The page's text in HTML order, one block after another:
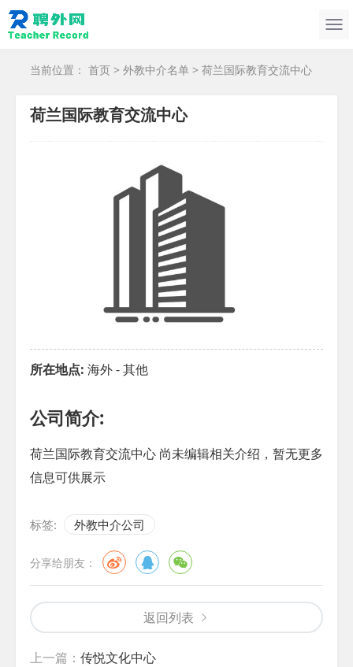
当前位置： 首页 > 外教中介名单 > 荷兰国际教育交流中心
荷兰国际教育交流中心
所在地点: 海外 - 其他
公司简介:
荷兰国际教育交流中心 尚未编辑相关介绍，暂无更多
信息可供展示
标签: 外教中介公司
分享给朋友：
返回列表
上一篇： 传悦文化中心